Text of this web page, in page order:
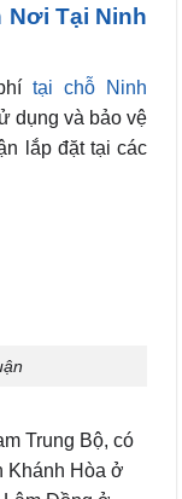
Nơi Tại Ninh
tại chỗ Ninh
dụng và bảo vệ
lắp đặt tại các
Trung Bộ, có
Khánh Hòa ở